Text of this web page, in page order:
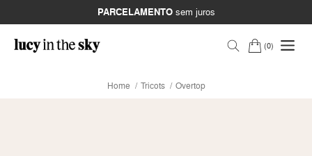
PARCELAMENTOsem juros
0
Home Tricots Overtop